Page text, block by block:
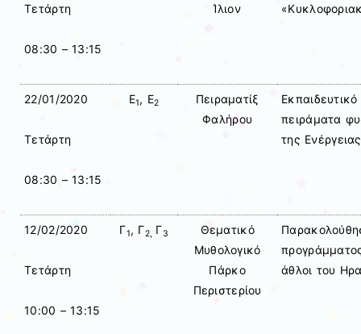
Τετάρτη
08:30 – 13:15
Ίλιον
22/01/2020
Τετάρτη
08:30 – 13:15
Ε1, Ε2
Πειραματίξ
Φαλήρου
πειράματα
της Ενέργειας
12/02/2020
Τετάρτη
10:00 – 13:15
Γ1, Γ2, Γ3
Θεματικό
Μυθολογικό
Πάρκο
Περιστερίου
άθλοι του